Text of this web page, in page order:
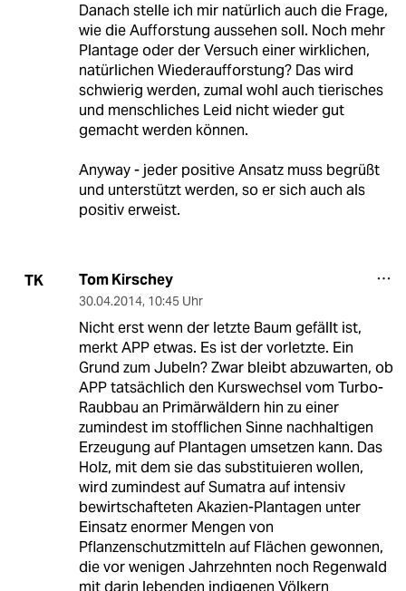
Danach stelle ich mir natürlich auch die Frage,
wie die Aufforstung aussehen soll. Noch mehr
Plantage oder der Versuch einer wirklichen,
natürlichen Wiederaufforstung? Das wird
schwierig werden, zumal wohl auch tierisches
und menschliches Leid nicht wieder gut
gemacht werden können.
Anyway - jeder positive Ansatz muss begrüßt
und unterstützt werden, so er sich auch als
positiv erweist.
TK Tom Kirschey
30.04.2014, 10:45 Uhr
Nicht erst wenn der letzte Baum gefällt ist,
merkt APP etwas. Es ist der vorletzte. Ein
Grund zum Jubeln? Zwar bleibt abzuwarten, ob
APP tatsächlich den Kurswechsel vom Turbo-
Raubbau an Primärwäldern hin zu einer
zumindest im stofflichen Sinne nachhaltigen
Erzeugung auf Plantagen umsetzen kann. Das
Holz, mit dem sie das substituieren wollen,
wird zumindest auf Sumatra auf intensiv
bewirtschafteten Akazien-Plantagen unter
Einsatz enormer Mengen von
Pflanzenschutzmitteln auf Flächen gewonnen,
die vor wenigen Jahrzehnten noch Regenwald
mit darin lebenden indigenen Völkern